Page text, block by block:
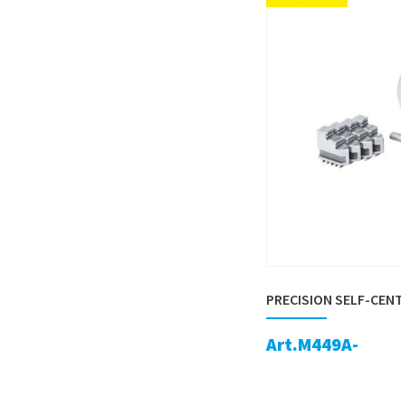
PRECISION SELF-
Art.M449A-